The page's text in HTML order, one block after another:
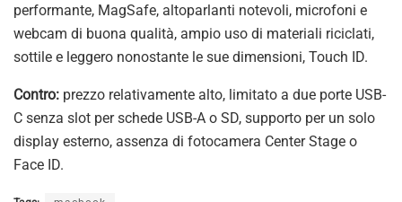
performante, MagSafe, altoparlanti notevoli, microfoni e
webcam di buona qualità, ampio uso di materiali riciclati,
sottile e leggero nonostante le sue dimensioni, Touch ID.
Contro: prezzo relativamente alto, limitato a due porte USB-
C senza slot per schede USB-A o SD, supporto per un solo
display esterno, assenza di fotocamera Center Stage o
Face ID.